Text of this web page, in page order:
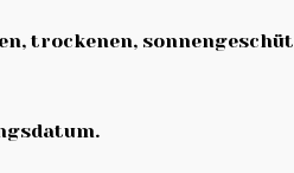
trockenen,